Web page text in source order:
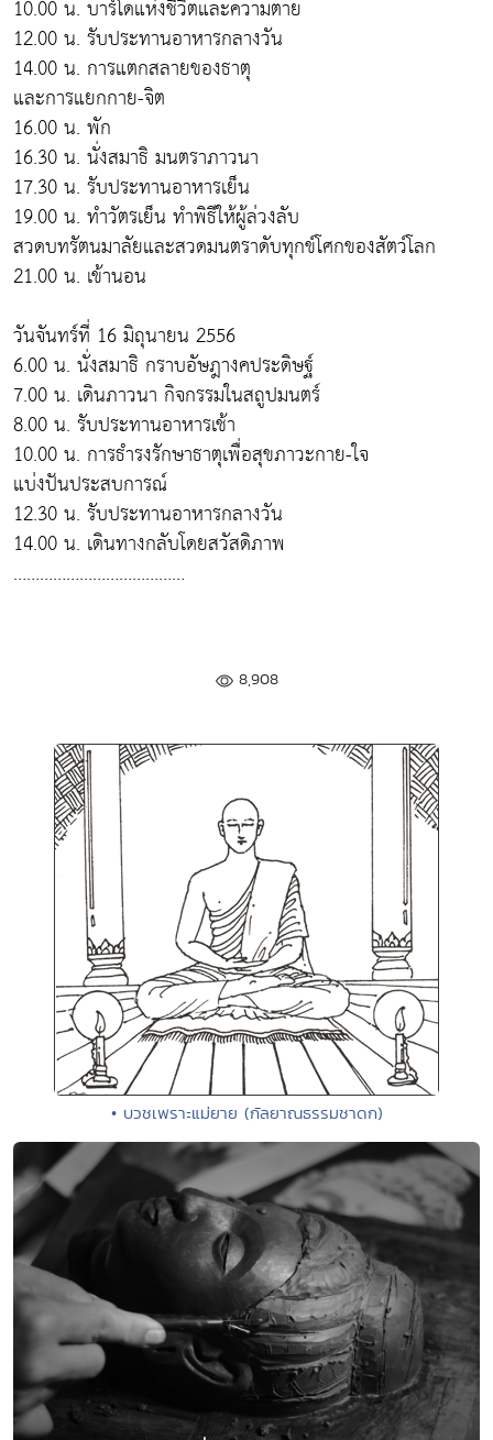
10.00 น. บาร์โดแห่งชีวิตและความตาย
12.00 น. รับประทานอาหารกลางวัน
14.00 น. การแตกสลายของธาตุ
และการแยกกาย-จิต
16.00 น. พัก
16.30 น. นั่งสมาธิ มนตราภาวนา
17.30 น. รับประทานอาหารเย็น
19.00 น. ทำวัตรเย็น ทำพิธีให้ผู้ล่วงลับ
สวดบทรัตนมาลัยและสวดมนตราดับทุกข์โศกของสัตว์โลก
21.00 น. เข้านอน
วันจันทร์ที่ 16 มิถุนายน 2556
6.00 น. นั่งสมาธิ กราบอัษฎางคประดิษฐ์
7.00 น. เดินภาวนา กิจกรรมในสถูปมนตร์
8.00 น. รับประทานอาหารเช้า
10.00 น. การธำรงรักษาธาตุเพื่อสุขภาวะกาย-ใจ
แบ่งปันประสบการณ์
12.30 น. รับประทานอาหารกลางวัน
14.00 น. เดินทางกลับโดยสวัสดิภาพ
…………………………………
8,908
• บวชเพราะแม่ยาย (กัลยาณธรรมชาดก)